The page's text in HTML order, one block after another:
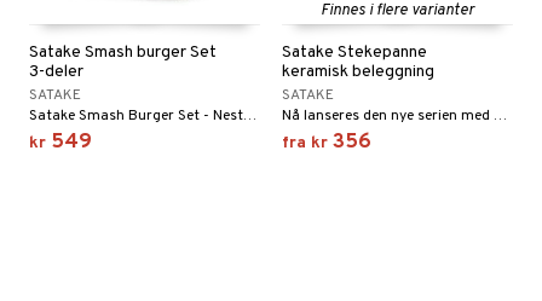
Satake Smash burger Set
3-deler
SATAKE
Satake Smash Burger Set - Neste nivå Smash-burgere!
kr 549
Finnes i flere varianter
Satake Stekepanne
keramisk beleggning
SATAKE
Nå lanseres den nye serien med en keramisk non-stick-belegg som er fri for tilsatt PFAS, syntetiske materialer og tunge metaller.
fra kr 356